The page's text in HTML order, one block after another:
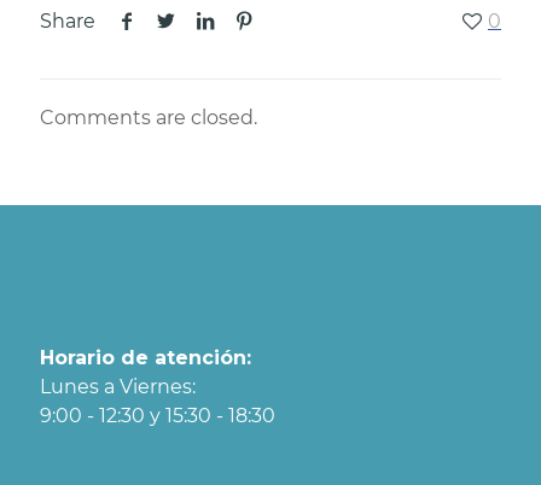
Share 0
Comments are closed.
Horario de atención:
Lunes a Viernes:
9:00 - 12:30 y 15:30 - 18:30